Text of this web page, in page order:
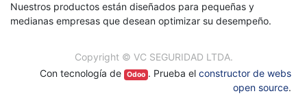
Nuestros productos están diseñados para pequeñas y
medianas empresas que desean optimizar su desempeño.
Copyright © VC SEGURIDAD LTDA.
Con tecnología de
Odoo . Prueba el constructor de webs
open source.